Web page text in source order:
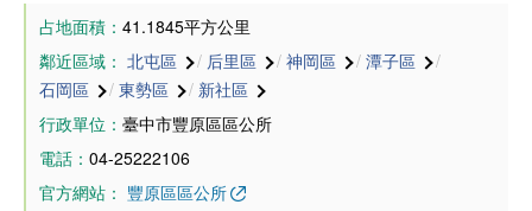
占地面積：41.1845平方公里
鄰近區域： 北屯區 / 后里區 / 神岡區 / 潭子區
/
石岡區
/ 東勢區 / 新社區
行政單位：臺中市豐原區區公所
電話：04-25222106
官方網站： 豐原區區公所